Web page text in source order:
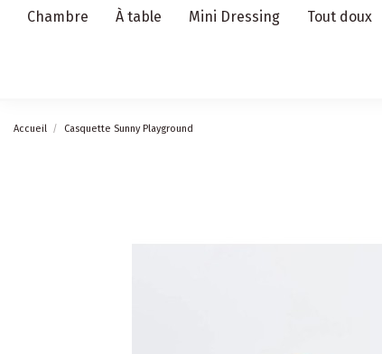
Chambre À table Mini Dressing Tout doux
Accueil Casquette Sunny Playground